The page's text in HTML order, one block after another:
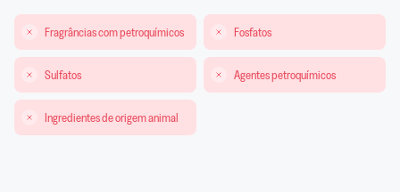
Fragrâncias com petroquímicos Fosfatos
Sulfatos Agentes petroquímicos
Ingredientes de origem animal